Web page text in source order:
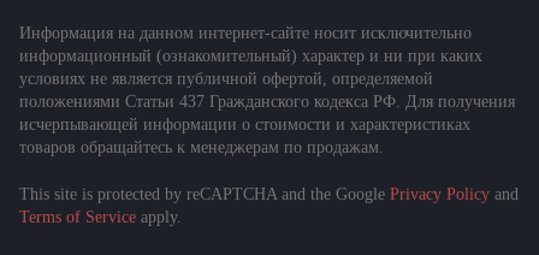
Информация на данном интернет-сайте носит исключительно
информационный (ознакомительный) характер и ни при каких
условиях не является публичной офертой, определяемой
положениями Статьи 437 Гражданского кодекса РФ. Для получения
исчерпывающей информации о стоимости и характеристиках
товаров обращайтесь к менеджерам по продажам.
This site is protected by reCAPTCHA and the Google Privacy Policy and
Terms of Service apply.
Подобрать спецтехнику
за 1 минуту